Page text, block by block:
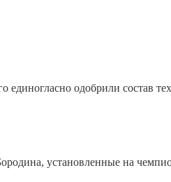
одобрили состав
установленные на